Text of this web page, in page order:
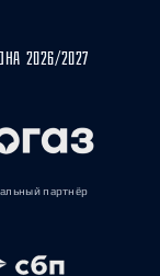
2026/2027
партнёр